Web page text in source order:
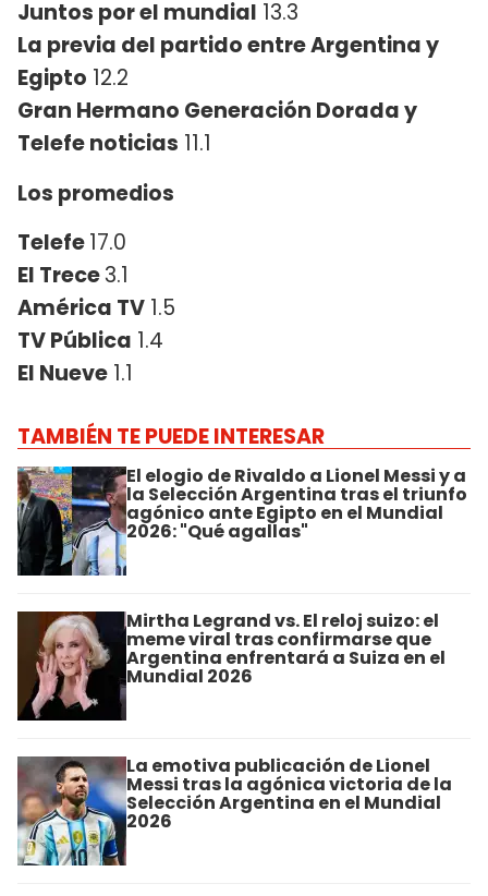
Juntos por el mundial 13.3
La previa del partido entre Argentina y
Egipto 12.2
Gran Hermano Generación Dorada y
Telefe noticias 11.1
Los promedios
Telefe17.0
El Trece3.1
América TV 1.5
TV Pública 1.4
El Nueve 1.1
TAMBIÉN TE PUEDE INTERESAR
El elogio de Rivaldo a Lionel Messi y a
la Selección Argentina tras el triunfo
agónico ante Egipto en el Mundial
2026: "Qué agallas"
Mirtha Legrand vs. El reloj suizo: el
meme viral tras confirmarse que
Argentina enfrentará a Suiza en el
Mundial 2026
La emotiva publicación de Lionel
Messi tras la agónica victoria de la
Selección Argentina en el Mundial
2026